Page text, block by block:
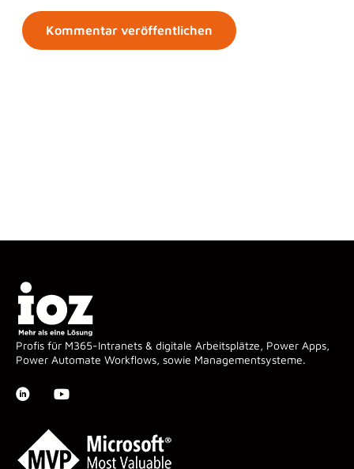
Profis für M365-Intranets & digitale Arbeitsplätze, Power Apps,
Power Automate Workflows, sowie Managementsysteme.